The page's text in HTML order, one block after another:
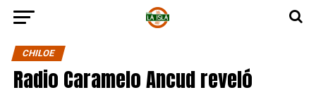
CHILOE
Radio Caramelo Ancud reveló